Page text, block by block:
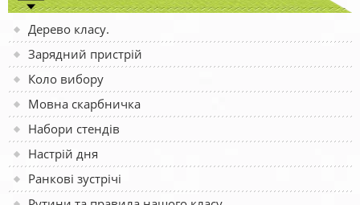
Дерево класу.
Зарядний пристрій
Коло вибору
Мовна скарбничка
Набори стендів
Настрій дня
Ранкові зустрічі